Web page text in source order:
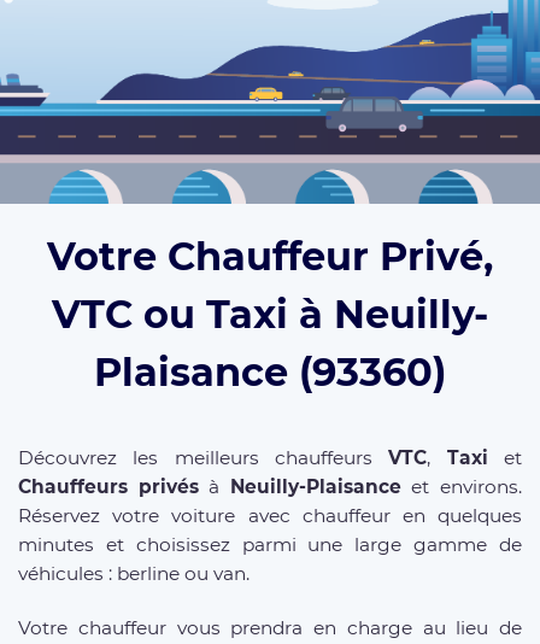
Votre Chauffeur Privé,
VTC ou Taxi à Neuilly-
Plaisance (93360)
Découvrez les meilleurs chauffeursVTC, Taxi et
Chauffeurs privésà Neuilly-Plaisanceet environs.
Réservez votre voiture avec chauffeur en quelques
minutes et choisissez parmi une large gamme de
véhicules : berline ou van.
Votre chauffeur vous prendra en charge au lieu de